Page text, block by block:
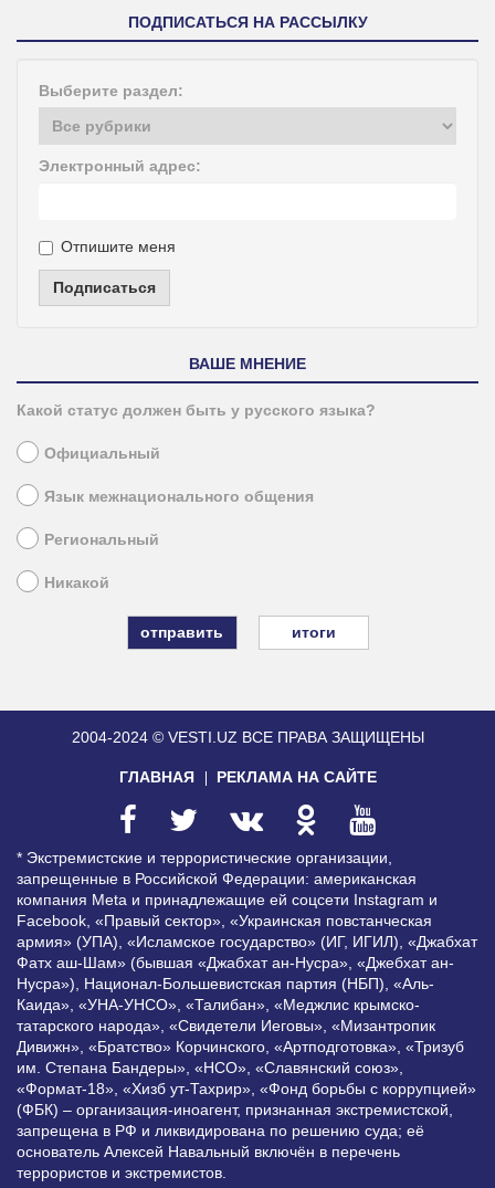
ПОДПИСАТЬСЯ НА РАССЫЛКУ
Выберите раздел:
Электронный адрес:
Отпишите меня
Подписаться
ВАШЕ МНЕНИЕ
Какой статус должен быть у русского языка?
Официальный
Язык межнационального общения
Региональный
Никакой
итоги
2004-2024 © VESTI.UZ ВСЕ ПРАВА ЗАЩИЩЕНЫ
ГЛАВНАЯ РЕКЛАМА НА САЙТЕ
* Экстремистские и террористические организации,
запрещенные в Российской Федерации: американская
компания Meta и принадлежащие ей соцсети Instagram и
Facebook, «Правый сектор», «Украинская повстанческая
армия» (УПА), «Исламское государство» (ИГ, ИГИЛ), «Джабхат
Фатх аш-Шам» (бывшая «Джабхат ан-Нусра», «Джебхат ан-
Нусра»), Национал-Большевистская партия (НБП), «Аль-
Каида», «УНА-УНСО», «Талибан», «Меджлис крымско-
татарского народа», «Свидетели Иеговы», «Мизантропик
Дивижн», «Братство» Корчинского, «Артподготовка», «Тризуб
им. Степана Бандеры», «НСО», «Славянский союз»,
«Формат-18», «Хизб ут-Тахрир», «Фонд борьбы с коррупцией»
(ФБК) – организация-иноагент, признанная экстремистской,
запрещена в РФ и ликвидирована по решению суда; её
основатель Алексей Навальный включён в перечень
террористов и экстремистов.